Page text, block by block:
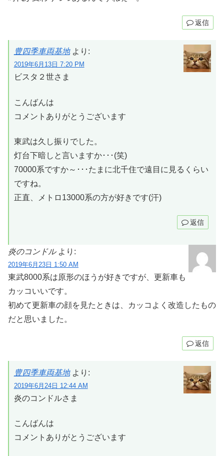
返信
豊四季車両基地 より:
2019年6月13日 7:20 PM
ビスタ２世さま
こんばんは
コメントありがとうございます
東武は久し振りでした。
灯台下暗しと言いますか･･･(笑)
70000系ですか～･･･たまに北千住で遠目に見るくらい
ですね。
正直、メトロ13000系の方が好きです(汗)
返信
炎のコンドル より:
2019年6月23日 1:50 AM
東武8000系は原形のほうが好きですが、更新車も
カッコいいです。
初めて更新車の顔を見たときは、カッコよく改造したもの
だと思いました。
返信
豊四季車両基地 より:
2019年6月24日 12:44 AM
炎のコンドルさま
こんばんは
コメントありがとうございます